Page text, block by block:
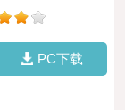
PC下载